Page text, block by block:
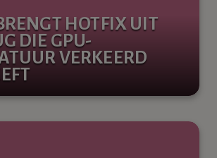
HOTFIX UIT
DIE GPU-
VERKEERD